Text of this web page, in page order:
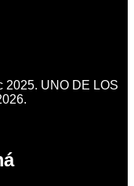
2025. UNO DE LOS